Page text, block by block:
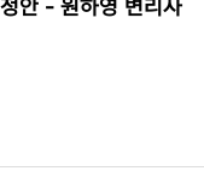
안 - 원하영 변리사